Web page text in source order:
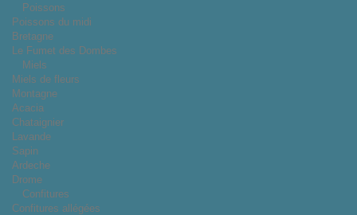
Poissons
Poissons du midi
Bretagne
Le Fumet des Dombes
Miels
Miels de fleurs
Montagne
Acacia
Chataignier
Lavande
Sapin
Ardeche
Drome
Confitures
Confitures allégées